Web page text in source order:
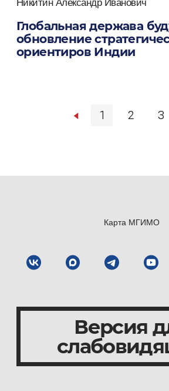
Никитин Александр Иванович
Глобальная держава
обновление
ориентиров Индии
1 2 3
Карта МГИМО
Версия